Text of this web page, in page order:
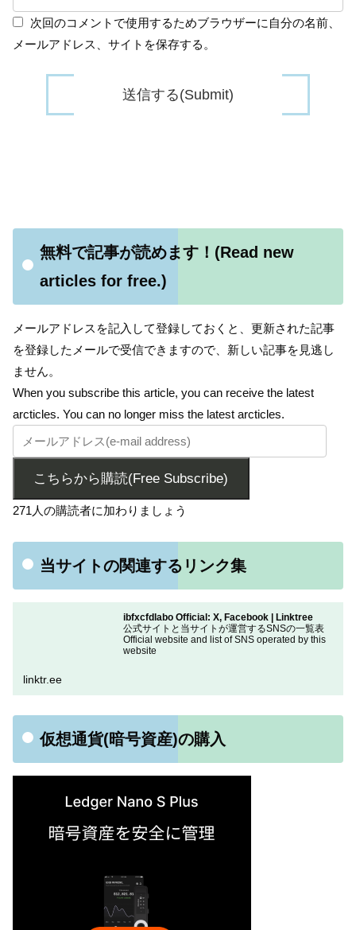
次回のコメントで使用するためブラウザーに自分の名前、
メールアドレス、サイトを保存する。
無料で記事が読めます！(Read new
articles for free.)
メールアドレスを記入して登録しておくと、更新された記事
を登録したメールで受信できますので、新しい記事を見逃し
ません。
When you subscribe this article, you can receive the latest
arcticles. You can no longer miss the latest arcticles.
こちらから購読(Free Subscribe)
271人の購読者に加わりましょう
当サイトの関連するリンク集
ibfxcfdlabo Official: X, Facebook | Linktree
公式サイトと当サイトが運営するSNSの一覧表
Official website and list of SNS operated by this
website
linktr.ee
仮想通貨(暗号資産)の購入